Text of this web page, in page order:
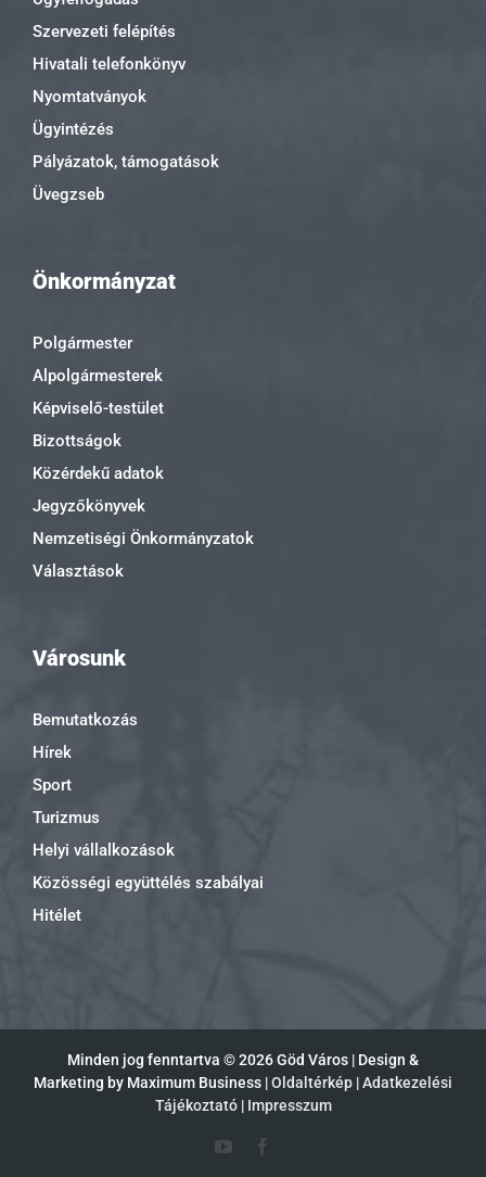
Szervezeti felépítés
Hivatali telefonkönyv
Nyomtatványok
Ügyintézés
Pályázatok, támogatások
Üvegzseb
Önkormányzat
Polgármester
Alpolgármesterek
Képviselő-testület
Bizottságok
Közérdekű adatok
Jegyzőkönyvek
Nemzetiségi Önkormányzatok
Választások
Városunk
Bemutatkozás
Hírek
Sport
Turizmus
Helyi vállalkozások
Közösségi együttélés szabályai
Hitélet
Minden jog fenntartva ©2026 Göd Város | Design &
Marketing by Maximum Business |Oldaltérkép |Adatkezelési
Tájékoztató| Impresszum
YouTube